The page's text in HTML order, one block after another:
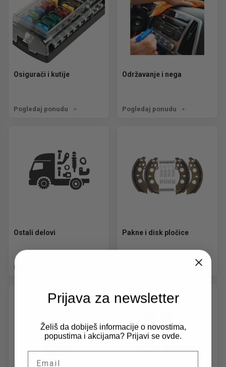
Osigurači i kutije
Pogledaj ponudu
Održavanje i nega
Pogledaj ponudu
Ostali delovi
Pogledaj ponudu
Pakne i disk pločice
Prijava za newsletter
Želiš da dobiješ informacije o novostima,
popustima i akcijama? Prijavi se ovde.
Email